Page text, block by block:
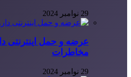
29 نوامبر 2024
عرضه و حمل اینترنتی
مخاطرات
29 نوامبر 2024